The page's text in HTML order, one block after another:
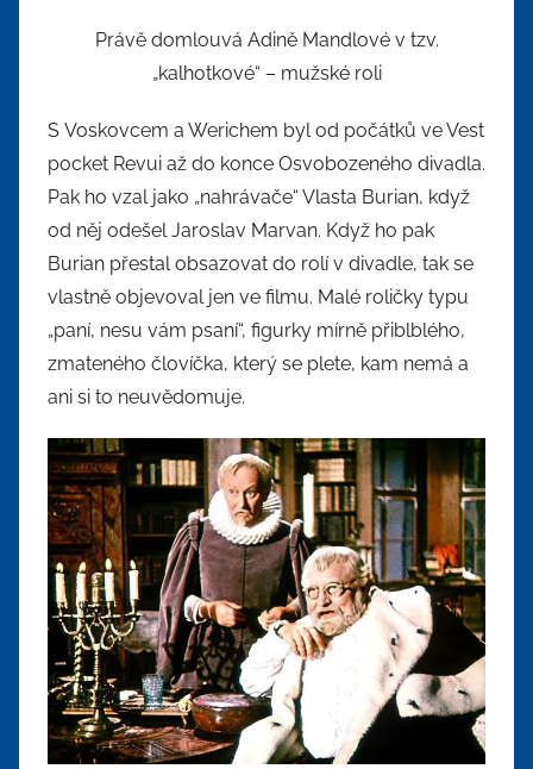
Právě domlouvá Adině Mandlové v tzv.
„kalhotkové“ – mužské roli
S Voskovcem a Werichem byl od počátků ve Vest
pocket Revui až do konce Osvobozeného divadla.
Pak ho vzal jako „nahrávače“ Vlasta Burian, když
od něj odešel Jaroslav Marvan. Když ho pak
Burian přestal obsazovat do rolí v divadle, tak se
vlastně objevoval jen ve filmu. Malé roličky typu
„paní, nesu vám psaní“, figurky mírně přiblblého,
zmateného človíčka, který se plete, kam nemá a
ani si to neuvědomuje.